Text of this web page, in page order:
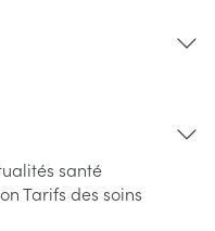
santé
Tarifs des soins